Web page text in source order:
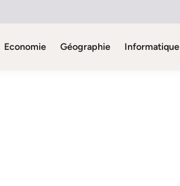
Economie Géographie Informatique